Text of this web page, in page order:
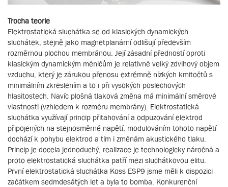
Trocha teorie
Elektrostatická sluchátka se od klasických dynamických
sluchátek, stejně jako magnetplanární odlišují především
rozměrnou plochou membránou. Její zásadní předností oproti
klasickým dynamickým měničům je relativně velký zdvihový objem
vzduchu, který je zárukou přenosu extrémně nízkých kmitočtů s
minimálním zkreslením a to i při vysokých poslechových
hlasitostech. Navíc plošná tlaková změna má minimální směrové
vlastnosti (vzhledem k rozměru membrány). Elektrostatická
sluchátka využívají princip přitahování a odpuzování elektrod
připojených na stejnosměrné napětí, modulováním tohoto napětí
dochází k pohybu elektrod a tím i změnám akustického tlaku.
Princip je docela jednoduchý, realizace je technologicky náročná a
proto elektrostatická sluchátka patří mezi sluchátkovou elitu.
První elektrostatická sluchátka Koss ESP9 jsme měli k dispozici
začátkem sedmdesátých let a byla to bomba. Konkurenční